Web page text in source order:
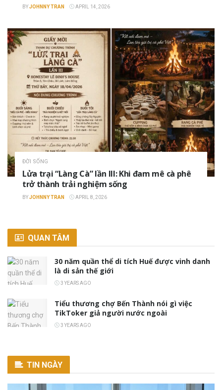
BYJOHNNY TRAN APRIL 14, 2026
ĐỜI SỐNG
Lửa trại “Làng Cà” lần III: Khi đam mê cà phê
trở thành trải nghiệm sống
BYJOHNNY TRAN APRIL 8, 2026
QUAN TÂM
30 năm quần thể di tích Huế được vinh danh
là di sản thế giới
3 YEARS AGO
Tiểu thương chợ Bến Thành nói gì việc
TikToker giả người nước ngoài
3 YEARS AGO
TIN NGÀY